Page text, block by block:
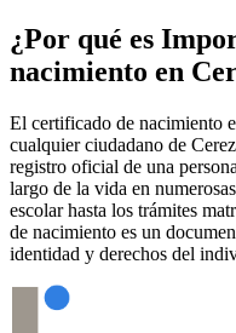
¿Por qué es
nacimiento en
El certificado de nacimiento
cualquier ciudadano de
registro oficial de una
largo de la vida en
escolar hasta los trámites
de nacimiento es un
identidad y derechos del